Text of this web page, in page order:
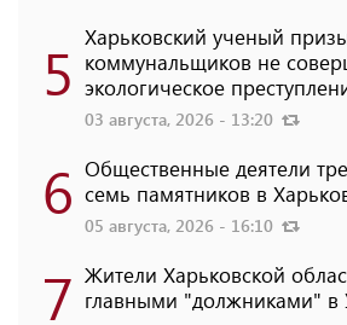
5 Харьковский ученый
коммунальщиков не
экологическое
03 августа, 2026 - 13:20
6 Общественные деятели
семь памятников в
05 августа, 2026 - 16:10
7 Жители Харьковской
главными "должниками" в